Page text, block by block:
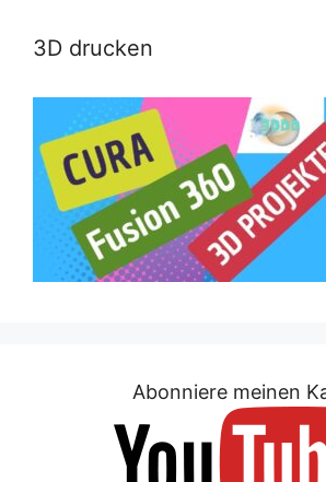
3D drucken
Abonniere meinen